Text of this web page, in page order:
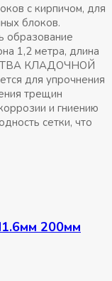
с кирпичом, для
блоков.
образование
1,2 метра, длина
КЛАДОЧНОЙ
для упрочнения
трещин
и гниению
сетки, что
200мм